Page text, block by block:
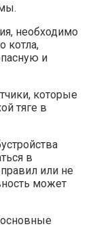
необходимо
котла,
и
которые
тяге в
в
или не
может